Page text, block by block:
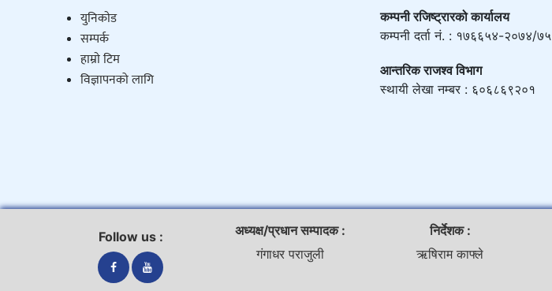
युनिकाेड
सम्पर्क
हाम्राे टिम
विज्ञापनको लागि
कम्पनी रजिष्ट्रारको कार्यालय
कम्पनी दर्ता नं. : १७६६५४-२०७४/७५
आन्तरिक राजश्व विभाग
स्थायी लेखा नम्बर : ६०६८६९२०१
Follow us :
अध्यक्ष/प्रधान सम्पादक :
गंगाधर पराजुली
निर्देशक :
ऋषिराम काफ्ले